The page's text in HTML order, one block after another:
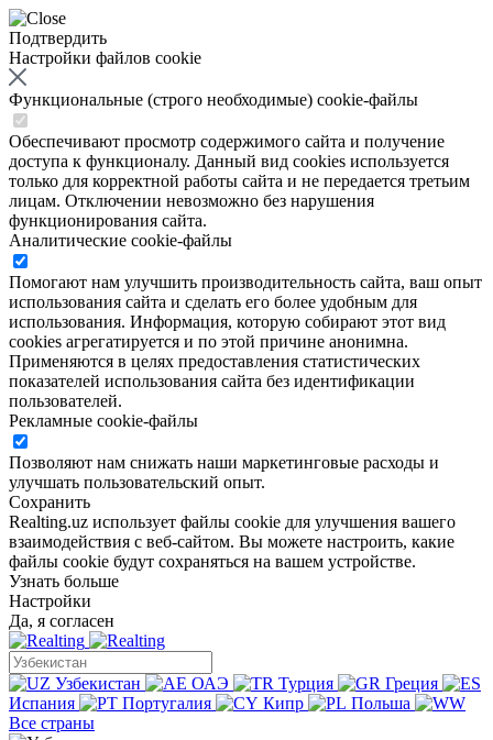
Подтвердить
Настройки файлов cookie
Функциональные (строго необходимые) cookie-файлы
Обеспечивают просмотр содержимого сайта и получение
доступа к функционалу. Данный вид cookies используется
только для корректной работы сайта и не передается третьим
лицам. Отключении невозможно без нарушения
функционирования сайта.
Аналитические cookie-файлы
Помогают нам улучшить производительность сайта, ваш опыт
использования сайта и сделать его более удобным для
использования. Информация, которую собирают этот вид
cookies агрегатируется и по этой причине анонимна.
Применяются в целях предоставления статистических
показателей использования сайта без идентификации
пользователей.
Рекламные cookie-файлы
Позволяют нам снижать наши маркетинговые расходы и
улучшать пользовательский опыт.
Сохранить
Realting.uz использует файлы cookie для улучшения вашего
взаимодействия с веб-сайтом. Вы можете настроить, какие
файлы cookie будут сохраняться на вашем устройстве.
Узнать больше
Настройки
Да, я согласен
Узбекистан ОАЭ Турция
Греция
Испания
Португалия Кипр
Польша
Все страны